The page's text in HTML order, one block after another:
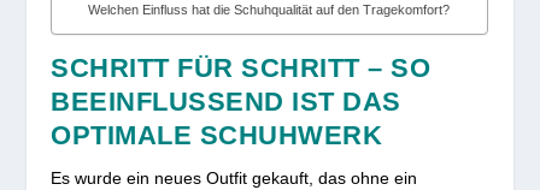
Welchen Einfluss hat die Schuhqualität auf den Tragekomfort?
SCHRITT FÜR SCHRITT – SO
BEEINFLUSSEND IST DAS
OPTIMALE SCHUHWERK
Es wurde ein neues Outfit gekauft, das ohne ein